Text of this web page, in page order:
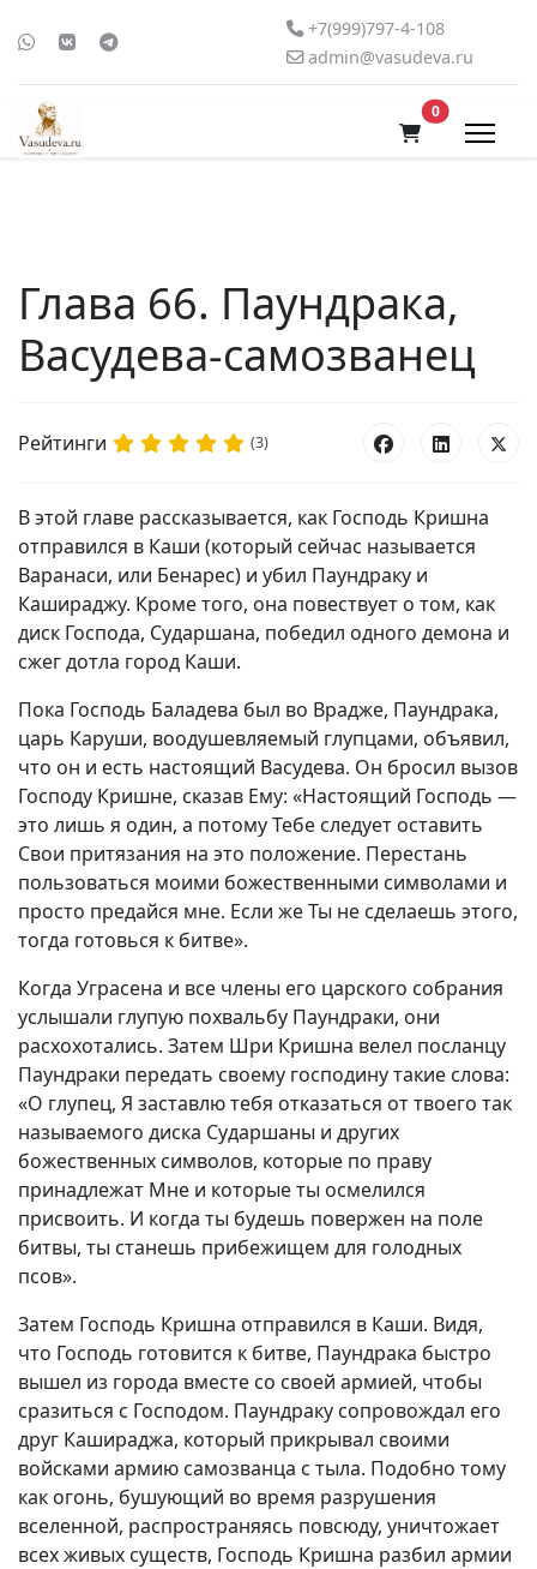
+7(999)797-4-108
admin@vasudeva.ru
0В корзину
Глава 66. Паундрака,
Васудева-самозванец
Рейтинги (3)
В этой главе рассказывается, как Господь Кришна
отправился в Каши (который сейчас называется
Варанаси, или Бенарес) и убил Паундраку и
Кашираджу. Кроме того, она повествует о том, как
диск Господа, Сударшана, победил одного демона и
сжег дотла город Каши.
Пока Господь Баладева был во Врадже, Паундрака,
царь Каруши, воодушевляемый глупцами, объявил,
что он и есть настоящий Васудева. Он бросил вызов
Господу Кришне, сказав Ему: «Настоящий Господь —
это лишь я один, а потому Тебе следует оставить
Свои притязания на это положение. Перестань
пользоваться моими божественными символами и
просто предайся мне. Если же Ты не сделаешь этого,
тогда готовься к битве».
Когда Уграсена и все члены его царского собрания
услышали глупую похвальбу Паундраки, они
расхохотались. Затем Шри Кришна велел посланцу
Паундраки передать своему господину такие слова:
«О глупец, Я заставлю тебя отказаться от твоего так
называемого диска Сударшаны и других
божественных символов, которые по праву
принадлежат Мне и которые ты осмелился
присвоить. И когда ты будешь повержен на поле
битвы, ты станешь прибежищем для голодных
псов».
Затем Господь Кришна отправился в Каши. Видя,
что Господь готовится к битве, Паундрака быстро
вышел из города вместе со своей армией, чтобы
сразиться с Господом. Паундраку сопровождал его
друг Кашираджа, который прикрывал своими
войсками армию самозванца с тыла. Подобно тому
как огонь, бушующий во время разрушения
вселенной, распространяясь повсюду, уничтожает
всех живых существ, Господь Кришна разбил армии